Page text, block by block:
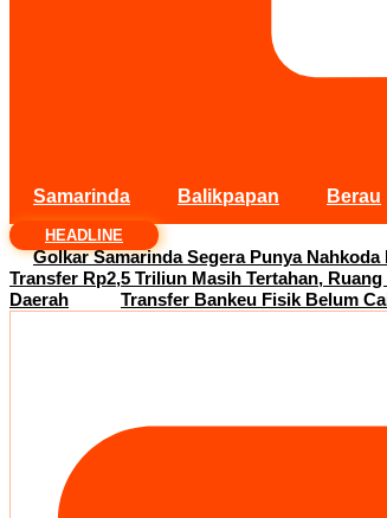
Samarinda Balikpapan Berau
HEADLINE
Golkar Samarinda Segera Punya
Transfer Rp2,5 Triliun Masih Tertahan,
Daerah
Transfer Bankeu Fisik Belum